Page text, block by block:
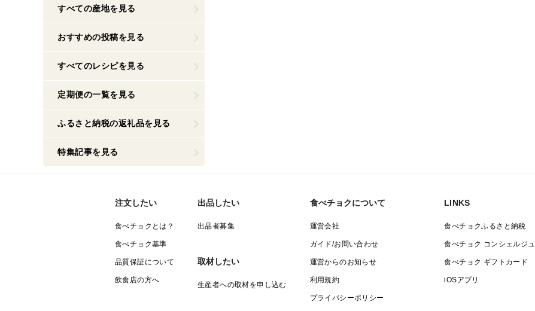
すべての産地を見る
おすすめの投稿を見る
すべてのレシピを見る
定期便の一覧を見る
ふるさと納税の返礼品を見る
特集記事を見る
注文したい
食べチョクとは？
食べチョク基準
品質保証について
飲食店の方へ
出品したい
出品者募集
取材したい
生産者への取材を申し込む
食べチョクについて
運営会社
ガイド/お問い合わせ
運営からのお知らせ
利用規約
プライバシーポリシー
LINKS
食べチョクふるさと納税
食べチョク コンシェルジュ
食べチョク ギフトカード
iOSアプリ